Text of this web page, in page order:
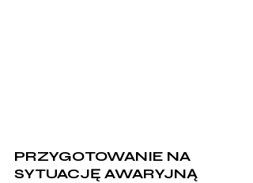
PRZYGOTOWANIE NA
SYTUACJĘ AWARYJNĄ